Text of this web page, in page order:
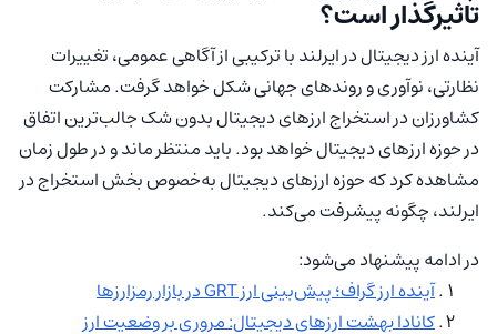
تاثیرگذار است؟
آینده ارز دیجیتال در ایرلند با ترکیبی از آگاهی عمومی، تغییرات
نظارتی، نوآوری و روندهای جهانی شکل خواهد گرفت. مشارکت
کشاورزان در استخراج ارزهای دیجیتال بدون شک جالب‌ترین اتفاق
در حوزه ارزهای دیجیتال خواهد بود. باید منتظر ماند و در طول زمان
مشاهده کرد که حوزه ارزهای دیجیتال به‌خصوص بخش استخراج در
ایرلند، چگونه پیشرفت می‌‎کند.
در ادامه پیشنهاد می‌شود:
آینده ارز گراف؛ پیش‌بینی ارز GRT در بازار رمزارزها
کانادا بهشت ارزهای دیجیتال: مروری بر وضعیت ارز